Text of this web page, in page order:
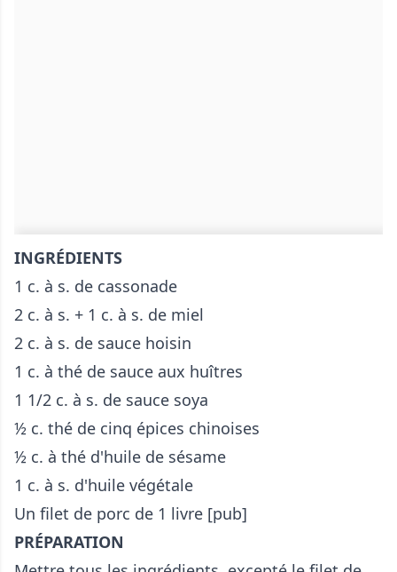
INGRÉDIENTS
1 c. à s. de cassonade
2 c. à s. + 1 c. à s. de miel
2 c. à s. de sauce hoisin
1 c. à thé de sauce aux huîtres
1 1/2 c. à s. de sauce soya
½ c. thé de cinq épices chinoises
½ c. à thé d'huile de sésame
1 c. à s. d'huile végétale
Un filet de porc de 1 livre [pub]
PRÉPARATION